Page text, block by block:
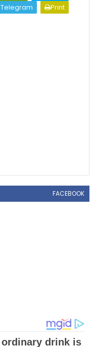
Telegram
Print
FACEBOOK